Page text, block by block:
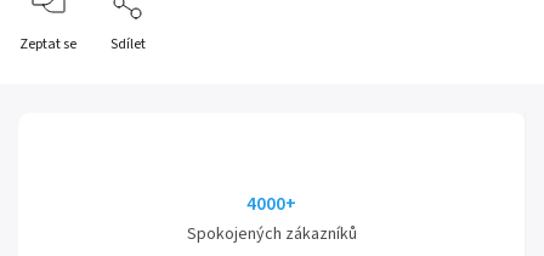
Zeptat se Sdílet
4000+
Spokojených zákazníků